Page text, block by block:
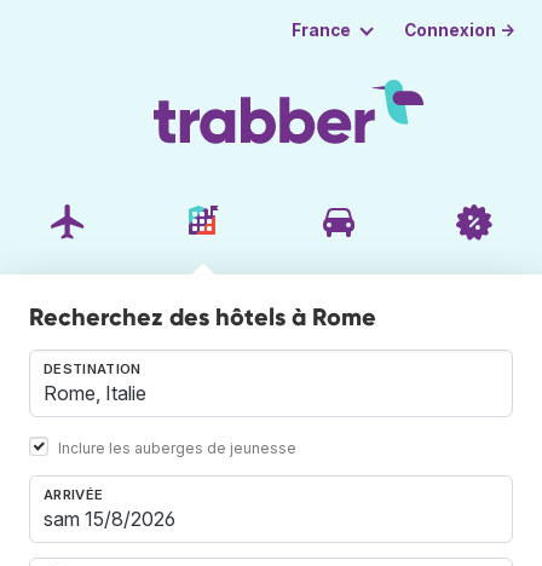
France Connexion →
Recherchez des hôtels à Rome
DESTINATION
Inclure les auberges de jeunesse
ARRIVÉE